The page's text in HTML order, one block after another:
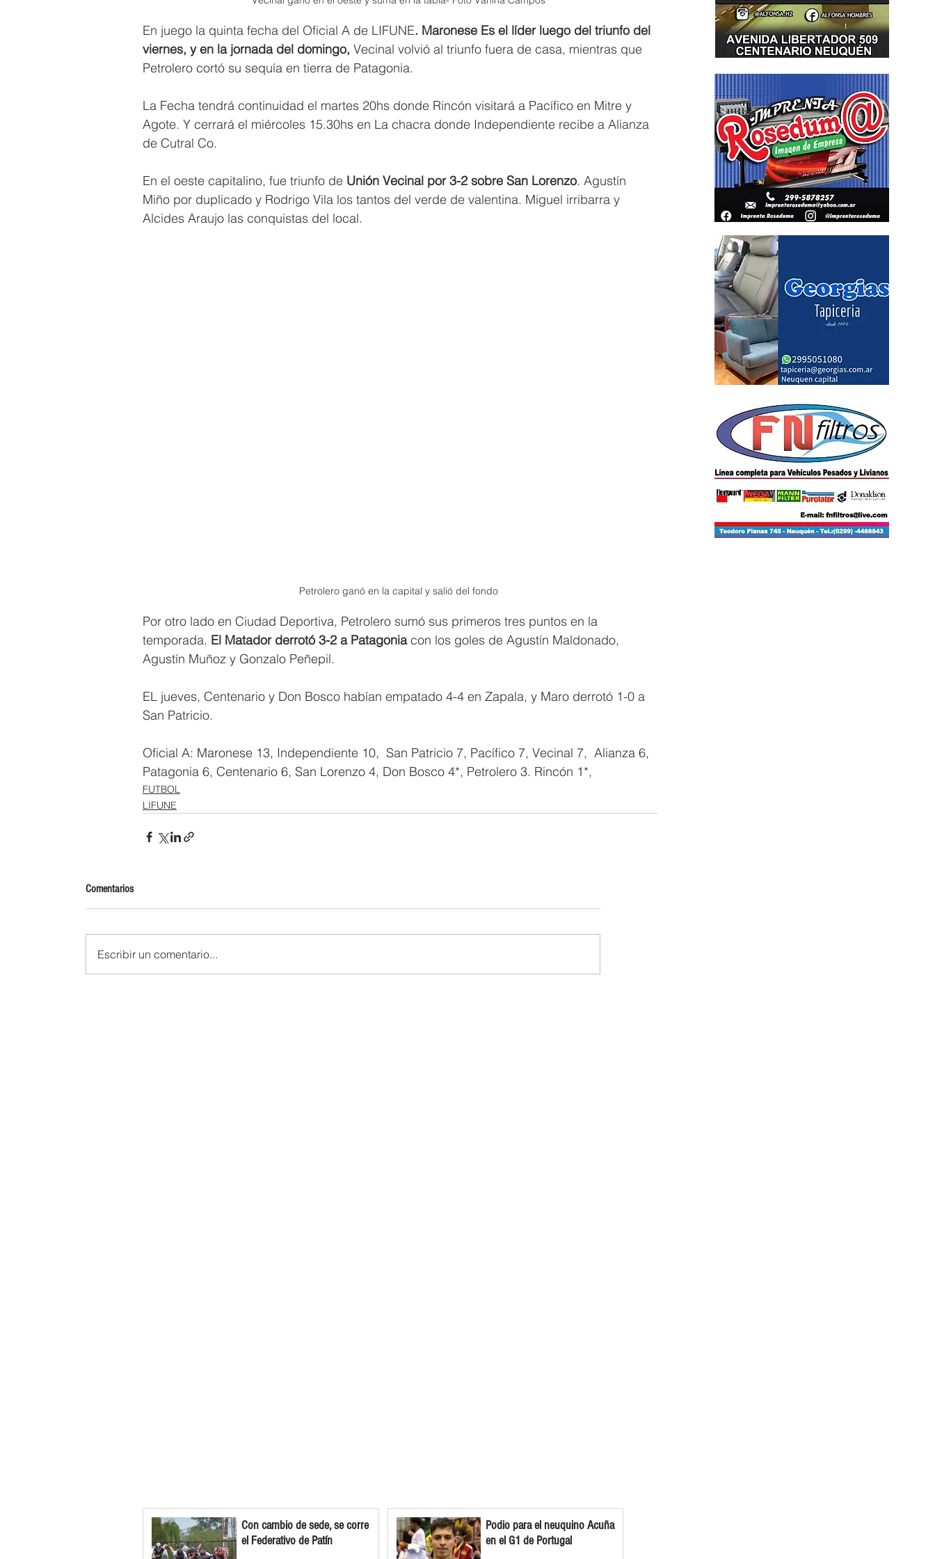
En juego la quinta fecha del Oficial A de LIFUNE. Maronese Es el líder luego del triunfo del
viernes, y en la jornada del domingo, Vecinal volvió al triunfo fuera de casa, mientras que
Petrolero cortó su sequía en tierra de Patagonia.
La Fecha tendrá continuidad el martes 20hs donde Rincón visitará a Pacífico en Mitre y
Agote. Y cerrará el miércoles 15.30hs en La chacra donde Independiente recibe a Alianza
de Cutral Co.
En el oeste capitalino, fue triunfo de Unión Vecinal por 3-2 sobre San Lorenzo. Agustín
Miño por duplicado y Rodrigo Vila los tantos del verde de valentina. Miguel irribarra y
Alcides Araujo las conquistas del local.
Petrolero ganó en la capital y salió del fondo
Por otro lado en Ciudad Deportiva, Petrolero sumó sus primeros tres puntos en la
temporada. El Matador derrotó 3-2 a Patagonia con los goles de Agustín Maldonado,
Agustín Muñoz y Gonzalo Peñepil.
EL jueves, Centenario y Don Bosco habían empatado 4-4 en Zapala, y Maro derrotó 1-0 a
San Patricio.
Oficial A: Maronese 13, Independiente 10,  San Patricio 7, Pacífico 7, Vecinal 7,  Alianza 6,
Patagonia 6, Centenario 6, San Lorenzo 4, Don Bosco 4*, Petrolero 3. Rincón 1*,
FUTBOL
LIFUNE
Comentarios
Escribir un comentario...
Con cambio de sede, se corre
el Federativo de Patín
Podio para el neuquino Acuña
en el G1 de Portugal